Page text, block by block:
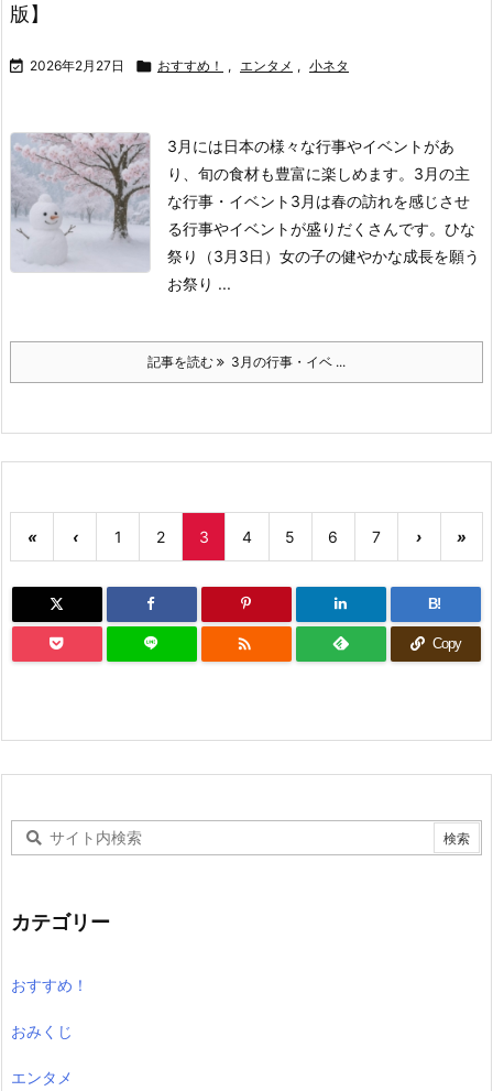
版】
 2026年2月27日  おすすめ！ , エンタメ , 小ネタ
3月には日本の様々な行事やイベントがあ
り、旬の食材も豊富に楽しめます。 3月の主
な行事・イベント 3月は春の訪れを感じさせ
る行事やイベントが盛りだくさんです。 ひな
祭り（3月3日） 女の子の健やかな成長を願う
お祭り ...
記事を読む 3月の行事・イベ ...
« ‹ 1 2 3 4 5 6 7 › »
B!
 Copy
カテゴリー
おすすめ！
おみくじ
エンタメ